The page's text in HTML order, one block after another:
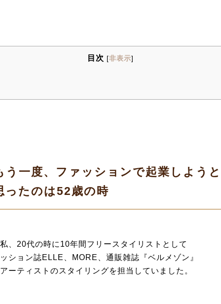
目次 [非表示]
う一度、ファッションで起業しようと
ったのは52歳の時
、20代の時に10年間フリースタイリストとして
ション誌ELLE、MORE、通販雑誌『ベルメゾン』
ーティストのスタイリングを担当していました。